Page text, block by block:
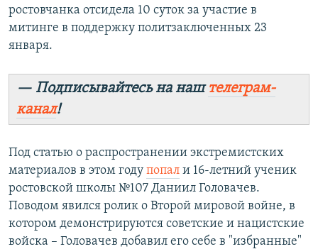
ростовчанка отсидела 10 суток за участие в
митинге в поддержку политзаключенных 23
января.
— Подписывайтесь на наштелеграм-
канал!
Под статью о распространении экстремистских
материалов в этом году попал и 16-летний ученик
ростовской школы №107 Даниил Головачев.
Поводом явился ролик о Второй мировой войне, в
котором демонстрируются советские и нацистские
войска – Головачев добавил его себе в "избранные"